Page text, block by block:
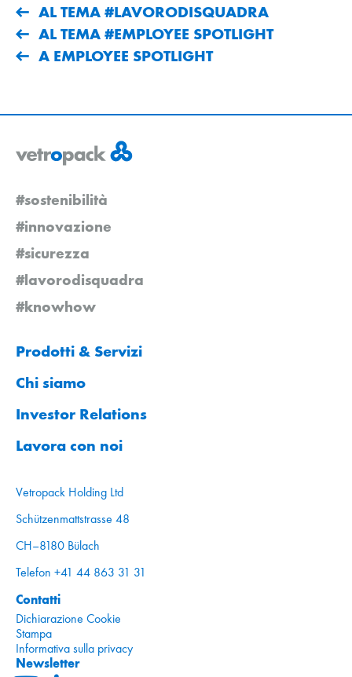
AL TEMA #LAVORODISQUADRA
AL TEMA #EMPLOYEE SPOTLIGHT
A EMPLOYEE SPOTLIGHT
#sostenibilità
#innovazione
#sicurezza
#lavorodisquadra
#knowhow
Prodotti & Servizi
Chi siamo
Investor Relations
Lavora con noi
Vetropack Holding Ltd
Schützenmattstrasse 48
CH–8180 Bülach
Telefon +41 44 863 31 31
Contatti
Dichiarazione Cookie
Stampa
Informativa sulla privacy
Newsletter